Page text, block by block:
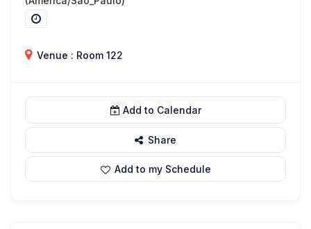
Venue : Room 122
Add to Calendar
Share
Add to my Schedule